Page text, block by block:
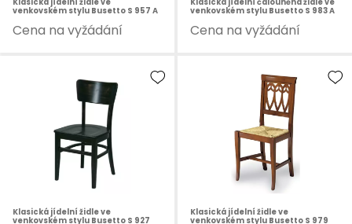
Klasická jídelní židle ve
venkovském stylu Busetto S 957 A
Cena na vyžádání
Klasická jídelní čalouněná židle ve
venkovském stylu Busetto S 983 A
Cena na vyžádání
Klasická jídelní židle ve
venkovském stylu Busetto S 927
Klasická jídelní židle ve
venkovském stylu Busetto S 979